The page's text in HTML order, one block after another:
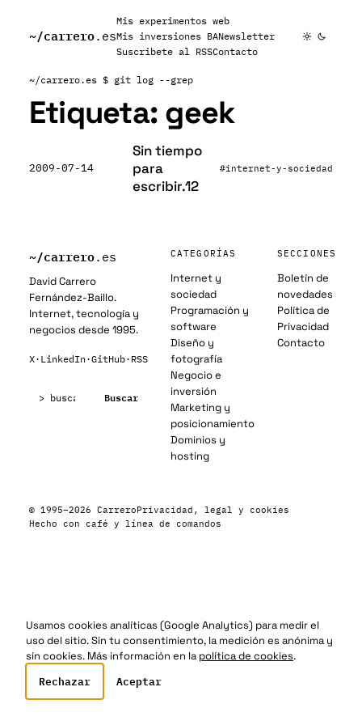
~/carrero.es
Mis experimentos web
Mis inversiones BANewsletter
Suscribete al RSSContacto
~/carrero.es $ git log --grep
Etiqueta: geek
2009-07-14
Sin tiempo
para
escribir.12
#internet-y-sociedad
~/carrero.es
David Carrero
Fernández-Baillo.
Internet, tecnología y
negocios desde 1995.
X· LinkedIn·GitHub· RSS
Buscar
CATEGORÍAS
Internet y
sociedad
Programación y
software
Diseño y
fotografía
Negocio e
inversión
Marketing y
posicionamiento
Dominios y
hosting
SECCIONES
Boletín de
novedades
Política de
Privacidad
Contacto
© 1995–2026 CarreroPrivacidad, legal y cookies
Hecho con café y línea de comandos
Usamos cookies analíticas (Google Analytics) para medir el
uso del sitio. Sin tu consentimiento, la medición es anónima y
sin cookies. Más información en lapolítica de cookies.
Rechazar Aceptar